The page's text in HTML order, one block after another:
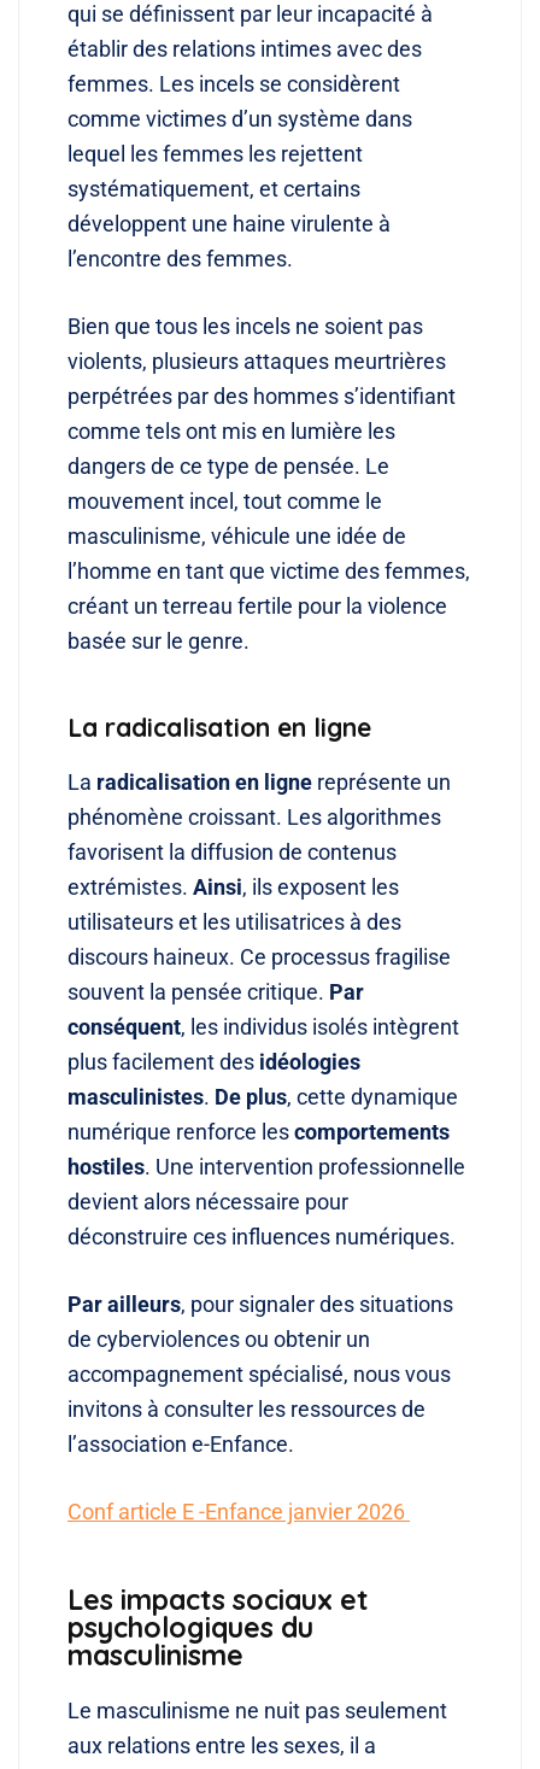
qui se définissent par leur incapacité à
établir des relations intimes avec des
femmes. Les incels se considèrent
comme victimes d’un système dans
lequel les femmes les rejettent
systématiquement, et certains
développent une haine virulente à
l’encontre des femmes.
Bien que tous les incels ne soient pas
violents, plusieurs attaques meurtrières
perpétrées par des hommes s’identifiant
comme tels ont mis en lumière les
dangers de ce type de pensée. Le
mouvement incel, tout comme le
masculinisme, véhicule une idée de
l’homme en tant que victime des femmes,
créant un terreau fertile pour la violence
basée sur le genre.
La radicalisation en ligne
La radicalisation en ligne représente un
phénomène croissant. Les algorithmes
favorisent la diffusion de contenus
extrémistes. Ainsi, ils exposent les
utilisateurs et les utilisatrices à des
discours haineux. Ce processus fragilise
souvent la pensée critique. Par
conséquent, les individus isolés intègrent
plus facilement des idéologies
masculinistes. De plus, cette dynamique
numérique renforce lescomportements
hostiles. Une intervention professionnelle
devient alors nécessaire pour
déconstruire ces influences numériques.
Par ailleurs, pour signaler des situations
de cyberviolences ou obtenir un
accompagnement spécialisé, nous vous
invitons à consulter les ressources de
l’association e-Enfance.
Conf article E -Enfance janvier 2026
Les impacts sociaux et
psychologiques du
masculinisme
Le masculinisme ne nuit pas seulement
aux relations entre les sexes, il a